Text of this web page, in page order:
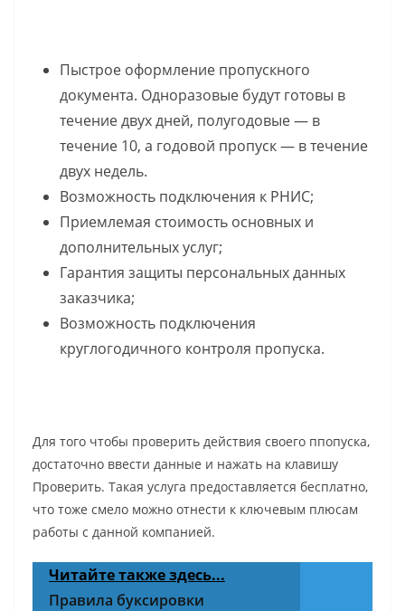
Пыстрое оформление пропускного
документа. Одноразовые будут готовы в
течение двух дней, полугодовые — в
течение 10, а годовой пропуск — в течение
двух недель.
Возможность подключения к РНИС;
Приемлемая стоимость основных и
дополнительных услуг;
Гарантия защиты персональных данных
заказчика;
Возможность подключения
круглогодичного контроля пропуска.
Для того чтобы проверить действия своего ппопуска,
достаточно ввести данные и нажать на клавишу
Проверить. Такая услуга предоставляется бесплатно,
что тоже смело можно отнести к ключевым плюсам
работы с данной компанией.
Читайте также здесь...
Правила буксировки